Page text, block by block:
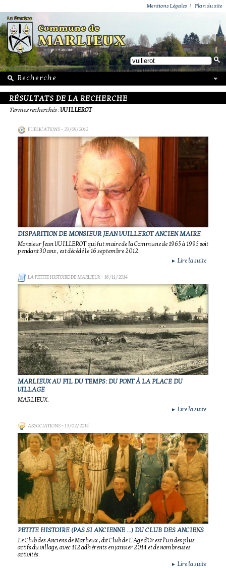
Mentions Légales | Plan du site
RÉSULTATS DE LA RECHERCHE
Termes recherchés:VUILLEROT
PUBLICATIONS- 23/09/2012
DISPARITION DE MONSIEUR JEAN VUILLEROT ANCIEN MAIRE
Monsieur Jean VUILLEROT qui fut maire de la Commune de 1965 à 1995 soit
pendant 30 ans , est décèdé le 16 septembre 2012.
► Lire la suite
LA PETITE HISTOIRE DE MARLIEUX- 16/11/2014
MARLIEUX AU FIL DU TEMPS: DU PONT À LA PLACE DU
VILLAGE
MARLIEUX.
► Lire la suite
ASSOCIATIONS- 13/02/2014
PETITE HISTOIRE (PAS SI ANCIENNE ...) DU CLUB DES ANCIENS
Le Club des Anciens de Marlieux , dit Club de L'Age d'Or est l'un des plus
actifs du village, avec 112 adhérents en janvier 2014 et de nombreuses
activités.
► Lire la suite